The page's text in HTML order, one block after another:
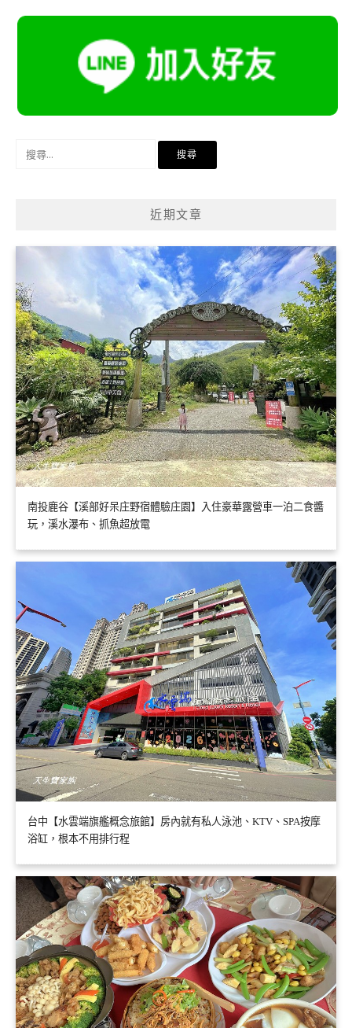
近期文章
南投鹿谷【溪部好呆庄野宿體驗庄園】入住豪華露營車一泊二食醬
玩，溪水瀑布、抓魚超放電
台中【水雲端旗艦概念旅館】房內就有私人泳池、KTV、SPA按摩
浴缸，根本不用排行程